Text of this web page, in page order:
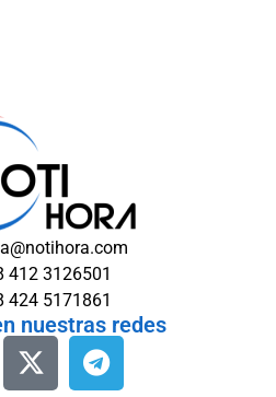
412 3126501
424 5171861
nuestras redes